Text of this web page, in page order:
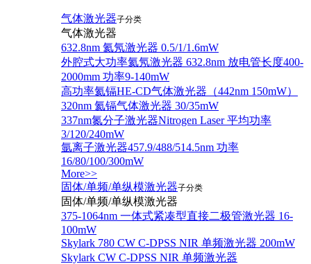
气体激光器子分类
气体激光器
632.8nm 氦氖激光器 0.5/1/1.6mW
外腔式大功率氦氖激光器 632.8nm 放电管长度400-
2000mm 功率9-140mW
高功率氦镉HE-CD气体激光器（442nm 150mW）
320nm 氦镉气体激光器 30/35mW
337nm氮分子激光器Nitrogen Laser 平均功率
3/120/240mW
氩离子激光器457.9/488/514.5nm 功率
16/80/100/300mW
More>>
固体/单频/单纵模激光器子分类
固体/单频/单纵模激光器
375-1064nm 一体式紧凑型直接二极管激光器 16-
100mW
Skylark 780 CW C-DPSS NIR 单频激光器 200mW
Skylark CW C-DPSS NIR 单频激光器